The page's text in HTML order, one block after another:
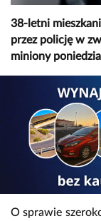
38-letni
przez policję w
miniony
O sprawie